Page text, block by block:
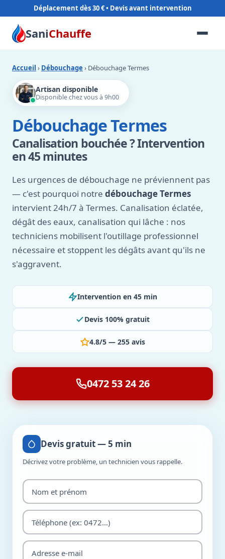
Déplacement dès 30 €
SaniChauffe
Accueil › Débouchage › Débouchage Termes
Artisan disponible
Disponible chez vous à 9h00
Débouchage Termes
Canalisation bouchée ? Intervention
en 45 minutes
Les urgences de débouchage ne préviennent pas
— c'est pourquoi notre débouchage Termes
intervient 24h/7 à Termes. Canalisation éclatée,
dégât des eaux, canalisation qui lâche : nos
techniciens mobilisent l'outillage professionnel
nécessaire et stoppent les dégâts avant qu'ils ne
s'aggravent.
Intervention en 45 min
Devis 100% gratuit
4.8/5 — 255 avis
0472 53 24 26
Devis gratuit — 5 min
Décrivez votre problème, un technicien vous rappelle.